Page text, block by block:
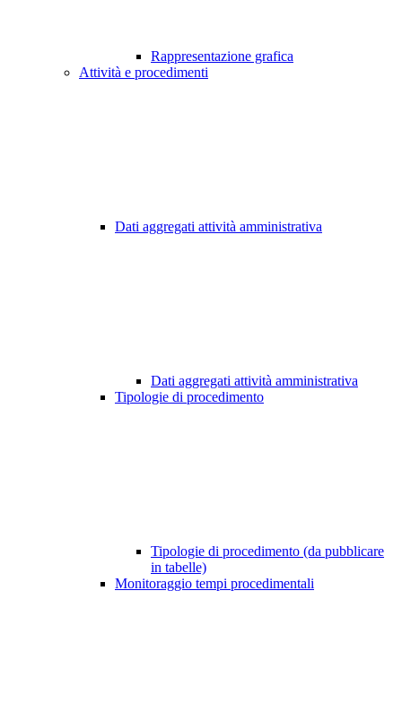
Rappresentazione grafica
Attività e procedimenti
Dati aggregati attività amministrativa
Dati aggregati attività amministrativa
Tipologie di procedimento
Tipologie di procedimento (da pubblicare
in tabelle)
Monitoraggio tempi procedimentali